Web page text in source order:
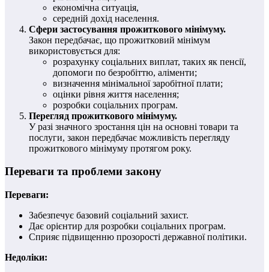
економічна ситуація,
середній дохід населення.
Сфери застосування прожиткового мінімуму.
Закон передбачає, що прожитковий мінімум
використовується для:
розрахунку соціальних виплат, таких як пенсії,
допомоги по безробіттю, аліменти;
визначення мінімальної заробітної плати;
оцінки рівня життя населення;
розробки соціальних програм.
Перегляд прожиткового мінімуму.
У разі значного зростання цін на основні товари та
послуги, закон передбачає можливість перегляду
прожиткового мінімуму протягом року.
Переваги та проблеми закону
Переваги:
Забезпечує базовий соціальний захист.
Дає орієнтир для розробки соціальних програм.
Сприяє підвищенню прозорості державної політики.
Недоліки: